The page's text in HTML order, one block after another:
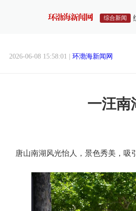
综合新闻
2026-06-08 15:58:01 | 环渤海新闻网
一汪南
唐山南湖风光怡人，景色秀美，吸